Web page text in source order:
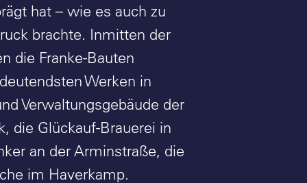
hat – wie es auch zu
brachte. Inmitten der
die Franke-Bauten
Werken in
Verwaltungsgebäude der
die Glückauf-Brauerei in
an der Arminstraße, die
im Haverkamp.